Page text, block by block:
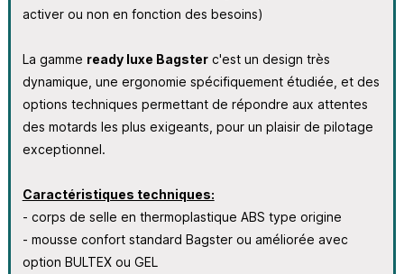
activer ou non en fonction des besoins)
La gamme ready luxe Bagsterc'est un design très
dynamique, une ergonomie spécifiquement étudiée, et des
options techniques permettant de répondre aux attentes
des motards les plus exigeants, pour un plaisir de pilotage
exceptionnel.
Caractéristiques techniques:
- corps de selle en thermoplastique ABS type origine
- mousse confort standard Bagster ou améliorée avec
option BULTEX ou GEL